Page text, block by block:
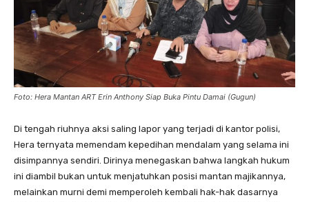
Foto: Hera Mantan ART Erin Anthony Siap Buka Pintu Damai (Gugun)
​Di tengah riuhnya aksi saling lapor yang terjadi di kantor polisi,
Hera ternyata memendam kepedihan mendalam yang selama ini
disimpannya sendiri. Dirinya menegaskan bahwa langkah hukum
ini diambil bukan untuk menjatuhkan posisi mantan majikannya,
melainkan murni demi memperoleh kembali hak-hak dasarnya